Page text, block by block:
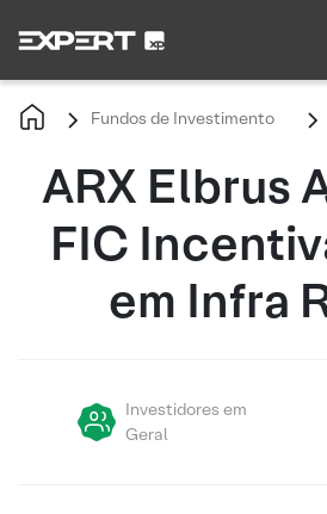
Fundos de Investimento
ARX Elbrus
FIC
em Infra
Investidores em
Geral